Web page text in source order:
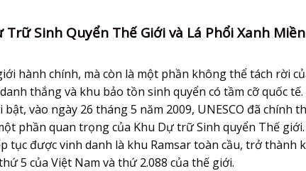
Sinh Quyển Thế Giới và Lá Phổi Xanh Miền
hành chính, mà còn là một phần không thể tách rời
thắng và khu bảo tồn sinh quyển có tầm cỡ quốc tế.
vào ngày 26 tháng 5 năm 2009, UNESCO đã chính
phần quan trọng của Khu Dự trữ Sinh quyển Thế giới.
tục được vinh danh là khu Ramsar toàn cầu, trở thành
5 của Việt Nam và thứ 2.088 của thế giới.